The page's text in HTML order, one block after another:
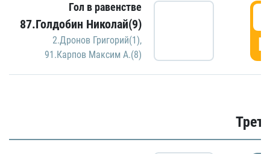
Гол в равенстве
87.Голдобин Николай(9)
2.Дронов Григорий(1),
91.Карпов Максим А.(8)